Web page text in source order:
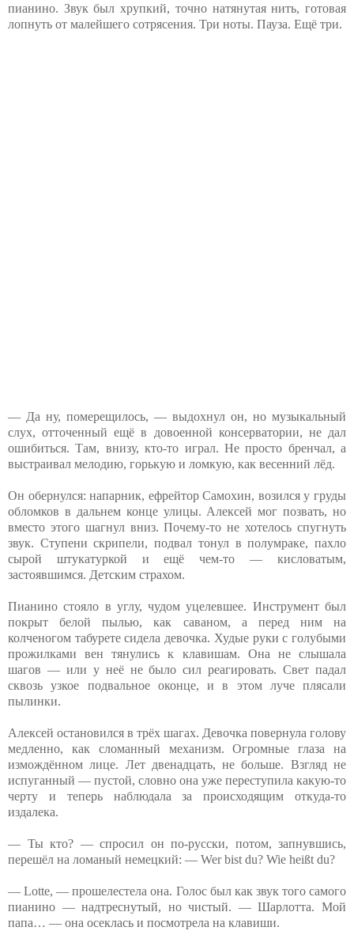
пианино. Звук был хрупкий, точно натянутая нить, готовая
лопнуть от малейшего сотрясения. Три ноты. Пауза. Ещё три.
— Да ну, померещилось, — выдохнул он, но музыкальный
слух, отточенный ещё в довоенной консерватории, не дал
ошибиться. Там, внизу, кто-то играл. Не просто бренчал, а
выстраивал мелодию, горькую и ломкую, как весенний лёд.
Он обернулся: напарник, ефрейтор Самохин, возился у груды
обломков в дальнем конце улицы. Алексей мог позвать, но
вместо этого шагнул вниз. Почему-то не хотелось спугнуть
звук. Ступени скрипели, подвал тонул в полумраке, пахло
сырой штукатуркой и ещё чем-то — кисловатым,
застоявшимся. Детским страхом.
Пианино стояло в углу, чудом уцелевшее. Инструмент был
покрыт белой пылью, как саваном, а перед ним на
колченогом табурете сидела девочка. Худые руки с голубыми
прожилками вен тянулись к клавишам. Она не слышала
шагов — или у неё не было сил реагировать. Свет падал
сквозь узкое подвальное оконце, и в этом луче плясали
пылинки.
Алексей остановился в трёх шагах. Девочка повернула голову
медленно, как сломанный механизм. Огромные глаза на
измождённом лице. Лет двенадцать, не больше. Взгляд не
испуганный — пустой, словно она уже переступила какую-то
черту и теперь наблюдала за происходящим откуда-то
издалека.
— Ты кто? — спросил он по-русски, потом, запнувшись,
перешёл на ломаный немецкий: — Wer bist du? Wie heißt du?
— Lotte, — прошелестела она. Голос был как звук того самого
пианино — надтреснутый, но чистый. — Шарлотта. Мой
папа… — она осеклась и посмотрела на клавиши.